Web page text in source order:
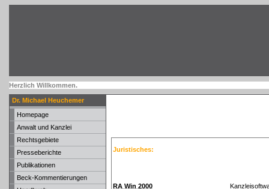
Herzlich Willkommen.
Dr. Michael Heuchemer
Homepage
Anwalt und Kanzlei
Rechtsgebiete
Presseberichte
Publikationen
Beck-Kommentierungen
Juristisches:
RA Win 2000